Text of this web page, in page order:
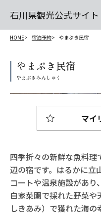
石川県観光公式サイト
HOME 宿泊予約 やまぶき民宿
やまぶき民宿
四季折々の新鮮な魚料理
辺の宿です。はるかに立
コートや温泉施設があり
自家菜園で採れた野菜
しきあみ）で獲れた海
マイ